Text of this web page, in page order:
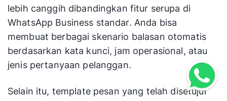
lebih canggih dibandingkan fitur serupa di
WhatsApp Business standar. Anda bisa
membuat berbagai skenario balasan otomatis
berdasarkan kata kunci, jam operasional, atau
jenis pertanyaan pelanggan.
Selain itu, template pesan yang telah disetujui